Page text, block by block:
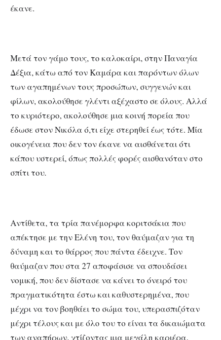
έκανε.
Μετά τον γάμο τους, το καλοκαίρι, στην Παναγία
Δέξια, κάτω από τον Καμάρα και παρόντων όλων
των αγαπημένων τους προσώπων, συγγενών και
φίλων, ακολούθησε γλέντι αξέχαστο σε όλους. Αλλά
το κυριότερο, ακολούθησε μια κοινή πορεία που
έδωσε στον Νικόλα ό,τι είχε στερηθεί έως τότε. Μία
οικογένεια που δεν τον έκανε να αισθάνεται ότι
κάπου υστερεί, όπως πολλές φορές αισθανόταν στο
σπίτι του.
Αντίθετα, τα τρία πανέμορφα κοριτσάκια που
απέκτησε με την Ελένη του, τον θαύμαζαν για τη
δύναμη και το θάρρος που πάντα έδειχνε. Τον
θαύμαζαν που στα 27 αποφάσισε να σπουδάσει
νομική, που δεν δίστασε να κάνει το όνειρό του
πραγματικότητα έστω και καθυστερημένα, που
μέχρι να τον βοηθάει το σώμα του, υπερασπιζόταν
μέχρι τέλους και με όλο του το είναι τα δικαιώματα
των αναπήρων, χτίζοντας μια μεγάλη καριέρα.